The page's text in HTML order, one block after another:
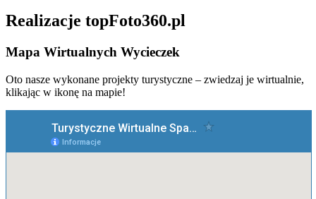
Realizacje topFoto360.pl
Mapa Wirtualnych Wycieczek
Oto nasze wykonane projekty turystyczne – zwiedzaj je wirtualnie,
klikając w ikonę na mapie!